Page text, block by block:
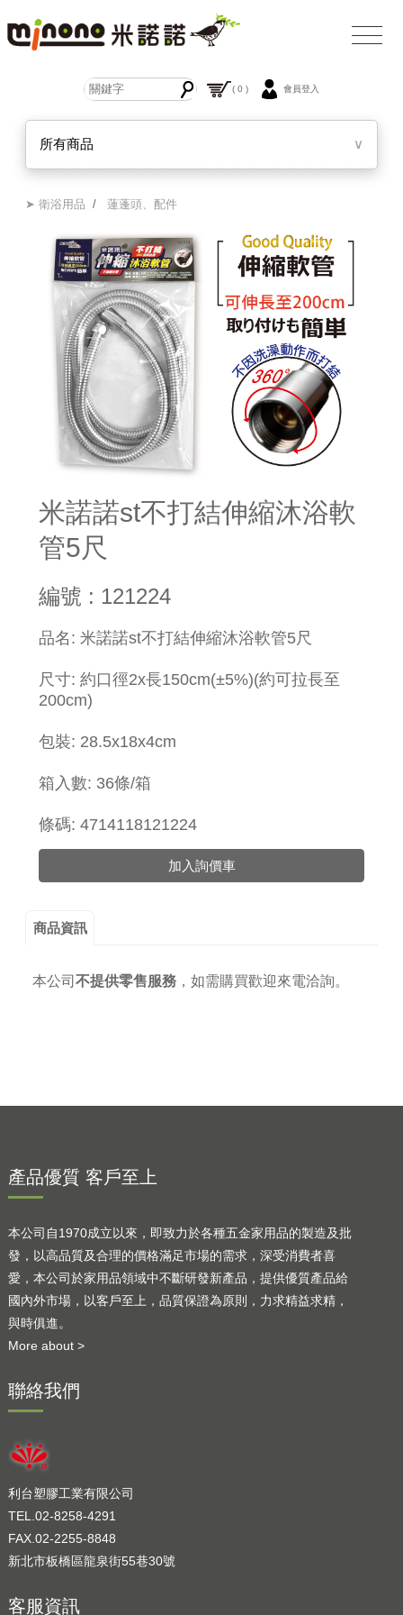
( 0 ) 會員登入
所有商品 ∨
➤ 衛浴用品 /蓮蓬頭、配件
米諾諾st不打結伸縮沐浴軟
管5尺
編號 : 121224
品名: 米諾諾st不打結伸縮沐浴軟管5尺
尺寸: 約口徑2x長150cm(±5%)(約可拉長至
200cm)
包裝: 28.5x18x4cm
箱入數: 36條/箱
條碼: 4714118121224
加入詢價車
商品資訊
本公司 不提供零售服務， 如需購買歡迎來電洽詢。
產品優質 客戶至上
本公司自1970成立以來，即致力於各種五金家用品的製造及批
發，以高品質及合理的價格滿足市場的需求，深受消費者喜
愛，本公司於家用品領域中不斷研發新產品，提供優質產品給
國內外市場，以客戶至上，品質保證為原則，力求精益求精，
與時俱進。
More about >
聯絡我們
利台塑膠工業有限公司
TEL.02-8258-4291
FAX.02-2255-8848
新北市板橋區龍泉街55巷30號
客服資訊